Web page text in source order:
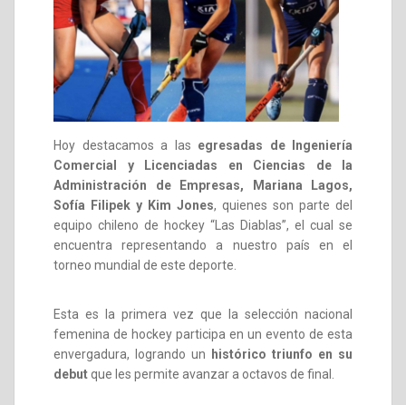
Hoy destacamos a las egresadas de Ingeniería
Comercial y Licenciadas en Ciencias de la
Administración de Empresas, Mariana Lagos,
Sofía Filipek y Kim Jones, quienes son parte del
equipo chileno de hockey “Las Diablas”, el cual se
encuentra representando a nuestro país en el
torneo mundial de este deporte.
Esta es la primera vez que la selección nacional
femenina de hockey participa en un evento de esta
envergadura, logrando un
histórico triunfo en su
debutque les permite avanzar a octavos de final.